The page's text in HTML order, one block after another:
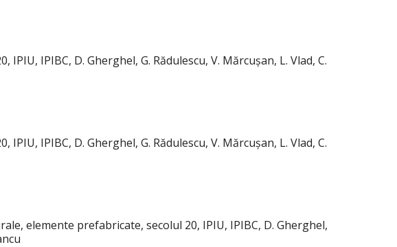
IPIBC, D. Gherghel, G. Rădulescu, V. Mărcușan, L. Vlad, C.
IPIBC, D. Gherghel, G. Rădulescu, V. Mărcușan, L. Vlad, C.
elemente prefabricate, secolul 20, IPIU, IPIBC, D. Gherghel,